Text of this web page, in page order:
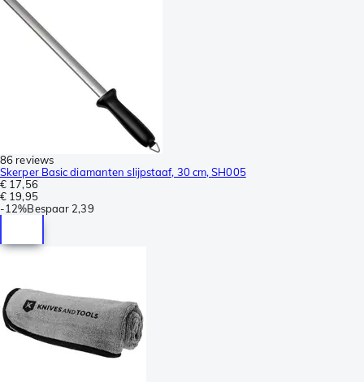
86 reviews
Skerper Basic diamanten slijpstaaf, 30 cm, SH005
€ 17,56
€ 19,95
-12%Bespaar 2,39